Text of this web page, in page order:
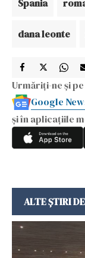
Spania
dana leonte
Urmăriți-ne și pe
Google
și în aplicațiile
ALTE ȘTIRI